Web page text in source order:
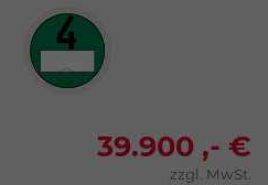
39.900 ,- €
zzgl. MwSt.